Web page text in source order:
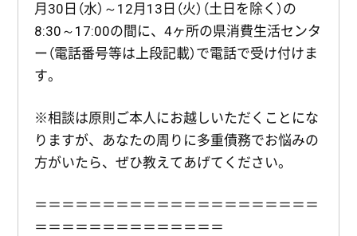
月30日（水）～12月13日（火）（土日を除く）の
8:30～17:00の間に、4ヶ所の県消費生活センタ
ー（電話番号等は上段記載）で電話で受け付けま
す。
※相談は原則ご本人にお越しいただくことにな
りますが、あなたの周りに多重債務でお悩みの
方がいたら、ぜひ教えてあげてください。
＝＝＝＝＝＝＝＝＝＝＝＝＝＝＝＝＝＝＝＝＝
＝＝＝＝＝＝＝＝＝＝＝＝＝＝